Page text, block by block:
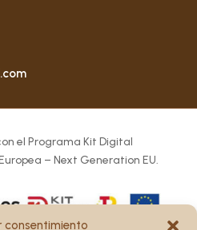
consentimiento
el Programa Kit Digital
– Next Generation EU.